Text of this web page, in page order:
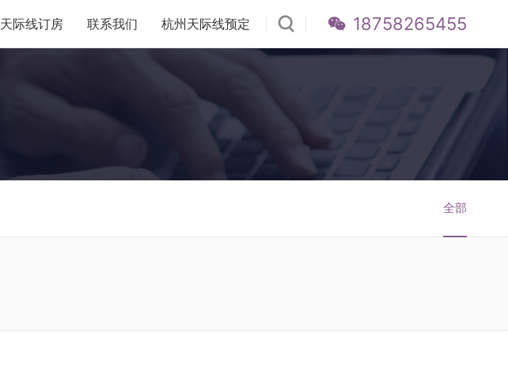
18758265455
际线订房 联系我们 杭州天际线预定
全部